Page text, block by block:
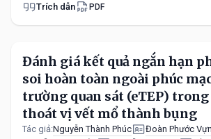
Trích dẫn PDF
Đánh giá kết quả ngắn hạn
soi hoàn toàn ngoài phúc
trường quan sát (eTEP)
thoát vị vết mổ thành bụng
Tác giả:Nguyễn Thành Phúc
Đoàn Phước